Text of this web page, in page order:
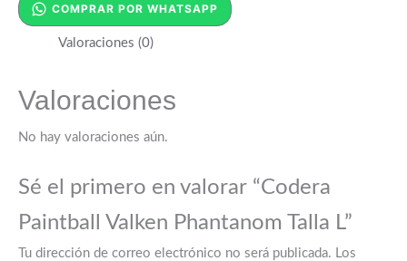
COMPRAR POR WHATSAPP
Valoraciones (0)
Valoraciones
No hay valoraciones aún.
Sé el primero en valorar “Codera
Paintball Valken Phantanom Talla L”
Tu dirección de correo electrónico no será publicada. Los